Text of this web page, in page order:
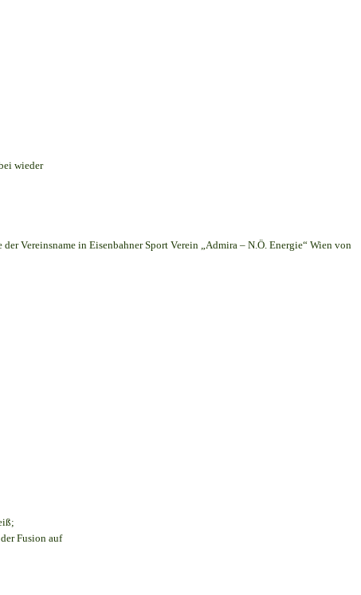
wieder
Vereinsname in Eisenbahner Sport Verein „Admira – N.Ö. Energie“ Wien von
Fusion auf